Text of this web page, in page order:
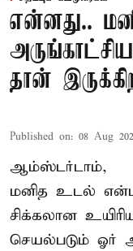
என்னது..
தான்
Published on: 08 Aug
ஆம்ஸ்டர்டாம்,
மனித உடல்
சிக்கலான
செயல்படும் ஓர்